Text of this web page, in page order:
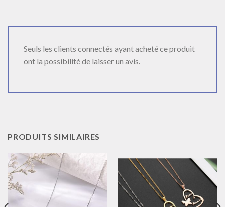
Seuls les clients connectés ayant acheté ce produit
ont la possibilité de laisser un avis.
PRODUITS SIMILAIRES